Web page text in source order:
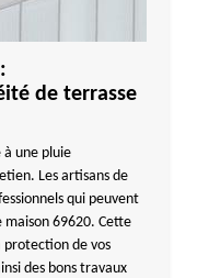
de terrasse
à une pluie
Les artisans de
qui peuvent
69620. Cette
de vos
des bons travaux